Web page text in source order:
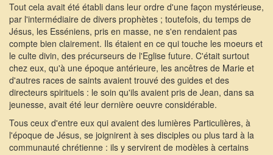
Tout cela avait été établi dans leur ordre d'une façon mystérieuse,
par l'intermédiaire de divers prophètes ; toutefois, du temps de
Jésus, les Esséniens, pris en masse, ne s'en rendaient pas
compte bien clairement. Ils étaient en ce qui touche les moeurs et
le culte divin, des précurseurs de l'Eglise future. C'était surtout
chez eux, qu'à une époque antérieure, les ancêtres de Marie et
d'autres races de saints avaient trouvé des guides et des
directeurs spirituels : le soin qu'ils avaient pris de Jean, dans sa
jeunesse, avait été leur dernière oeuvre considérable.
Tous ceux d'entre eux qui avaient des lumières Particulières, à
l'époque de Jésus, se joignirent à ses disciples ou plus tard à la
communauté chrétienne : ils y servirent de modèles à certains